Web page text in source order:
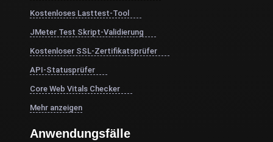
Kostenloses Lasttest-Tool
JMeter Test Skript-Validierung
Kostenloser SSL-Zertifikatsprüfer
API-Statusprüfer
Core Web Vitals Checker
Mehr anzeigen
Anwendungsfälle